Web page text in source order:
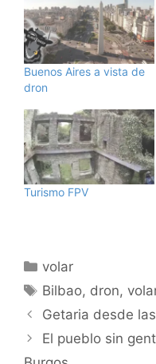
Buenos Aires a vista de
dron
Turismo FPV
Categorías
volar
Etiquetas
Bilbao, dron,
Getaria desde
El pueblo sin